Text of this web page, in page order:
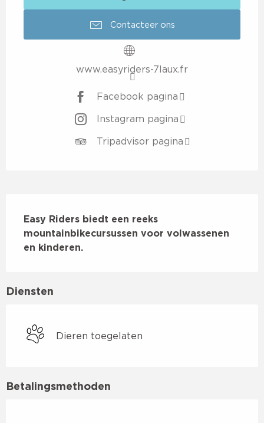
Contacteer ons
www.easyriders-7laux.fr
Facebook pagina
Instagram pagina
Tripadvisor pagina
Easy Riders biedt een reeks
mountainbikecursussen voor volwassenen
en kinderen.
Diensten
Dieren toegelaten
Betalingsmethoden